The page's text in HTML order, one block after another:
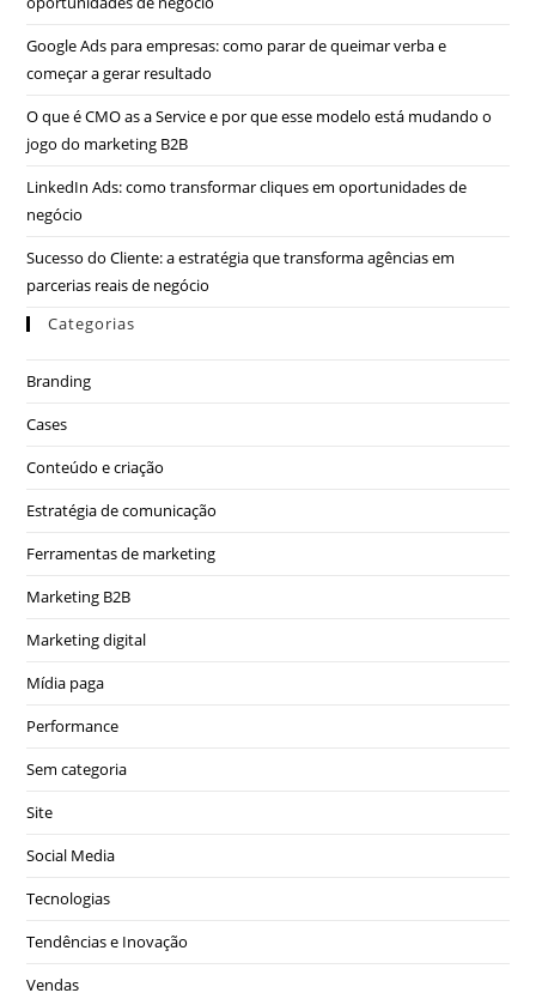
Google Ads para empresas: como parar de queimar verba e
começar a gerar resultado
O que é CMO as a Service e por que esse modelo está mudando o
jogo do marketing B2B
LinkedIn Ads: como transformar cliques em oportunidades de
negócio
Sucesso do Cliente: a estratégia que transforma agências em
parcerias reais de negócio
Categorias
Branding
Cases
Conteúdo e criação
Estratégia de comunicação
Ferramentas de marketing
Marketing B2B
Marketing digital
Mídia paga
Performance
Sem categoria
Site
Social Media
Tecnologias
Tendências e Inovação
Vendas